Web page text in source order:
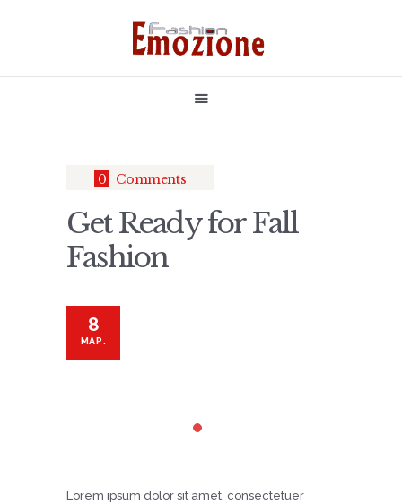
НАЧАЛО
КОНТАКТИ
0 Comments
Get Ready for Fall
Fashion
8
МАР.
Lorem ipsum dolor sit amet, consectetuer